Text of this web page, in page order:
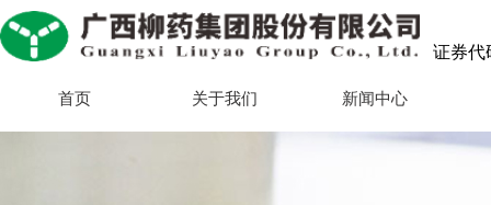
证券代
首页 关于我们 新闻中心